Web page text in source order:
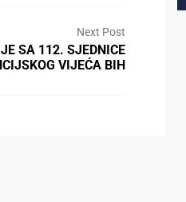
Next Post
SA 112. SJEDNICE
VIJEĆA BIH